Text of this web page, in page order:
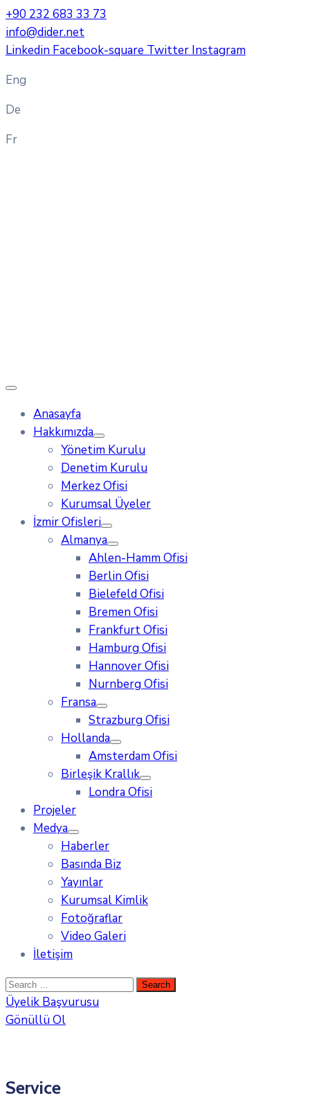
+90 232 683 33 73
info@dider.net
Linkedin Facebook-square Twitter Instagram
Eng
De
Fr
Anasayfa
Hakkımızda
Yönetim Kurulu
Denetim Kurulu
Merkez Ofisi
Kurumsal Üyeler
İzmir Ofisleri
Almanya
Ahlen-Hamm Ofisi
Berlin Ofisi
Bielefeld Ofisi
Bremen Ofisi
Frankfurt Ofisi
Hamburg Ofisi
Hannover Ofisi
Nurnberg Ofisi
Fransa
Strazburg Ofisi
Hollanda
Amsterdam Ofisi
Birleşik Krallık
Londra Ofisi
Projeler
Medya
Haberler
Basında Biz
Yayınlar
Kurumsal Kimlik
Fotoğraflar
Video Galeri
İletişim
Üyelik Başvurusu
Gönüllü Ol
Service